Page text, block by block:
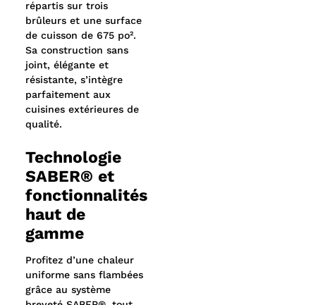
répartis sur trois
brûleurs et une surface
de cuisson de 675 po².
Sa construction sans
joint, élégante et
résistante, s’intègre
parfaitement aux
cuisines extérieures de
qualité.
Technologie
SABER® et
fonctionnalités
haut de
gamme
Profitez d’une chaleur
uniforme sans flambées
grâce au système